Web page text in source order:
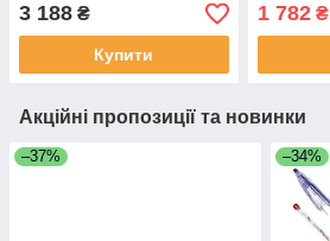
3 188 ₴
Купити
1 782₴
Акційні пропозиції та новинки
–37% –34%